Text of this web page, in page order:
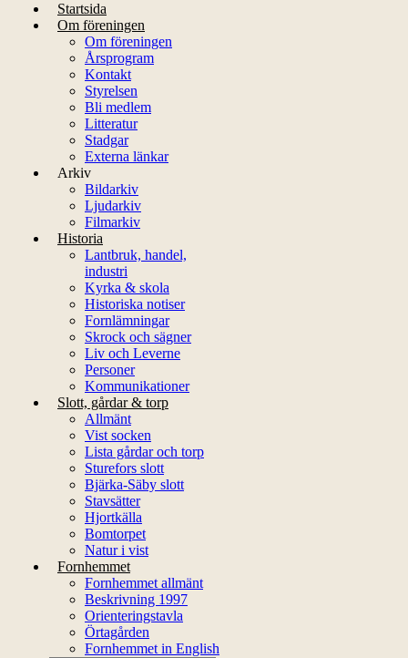
Startsida
Om föreningen
Om föreningen
Årsprogram
Kontakt
Styrelsen
Bli medlem
Litteratur
Stadgar
Externa länkar
Arkiv
Bildarkiv
Ljudarkiv
Filmarkiv
Historia
Lantbruk, handel,
industri
Kyrka & skola
Historiska notiser
Fornlämningar
Skrock och sägner
Liv och Leverne
Personer
Kommunikationer
Slott, gårdar & torp
Allmänt
Vist socken
Lista gårdar och torp
Sturefors slott
Bjärka-Säby slott
Stavsätter
Hjortkälla
Bomtorpet
Natur i vist
Fornhemmet
Fornhemmet allmänt
Beskrivning 1997
Orienteringstavla
Örtagården
Fornhemmet in English